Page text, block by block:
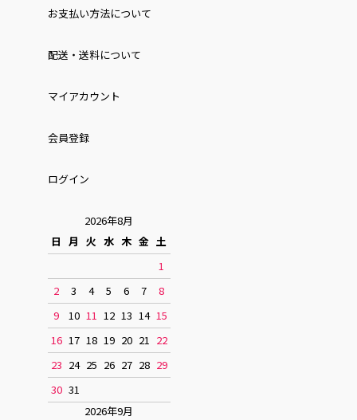
お⽀払い⽅法について
配送・送料について
マイアカウント
会員登録
ログイン
2026年8月
日
月 火 水 木 金 土
1
2
3 4 5 6 7
8
9
10 11 12 13 14 15
16 17 18 19 20 21
22
23 24 25 26 27 28 29
30 31
2026年9月